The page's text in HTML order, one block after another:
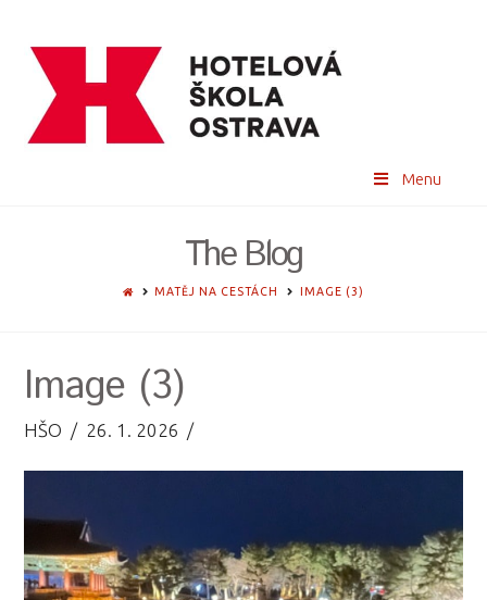
Menu
The Blog
HOMEMATĚJ NA CESTÁCH IMAGE (3)
Image (3)
HŠO 26. 1. 2026